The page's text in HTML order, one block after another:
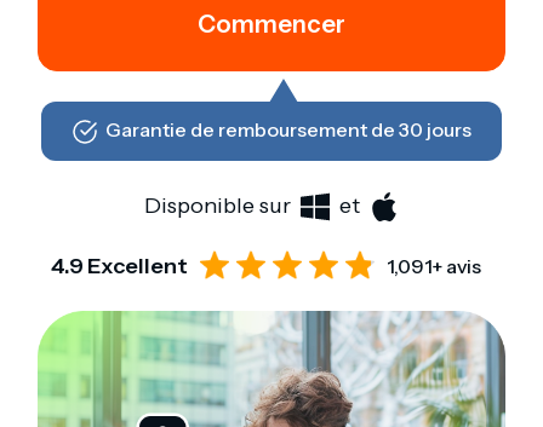
Commencer
Garantie de remboursement de 30 jours
Disponible sur et
4.9 Excellent 1,091+ avis